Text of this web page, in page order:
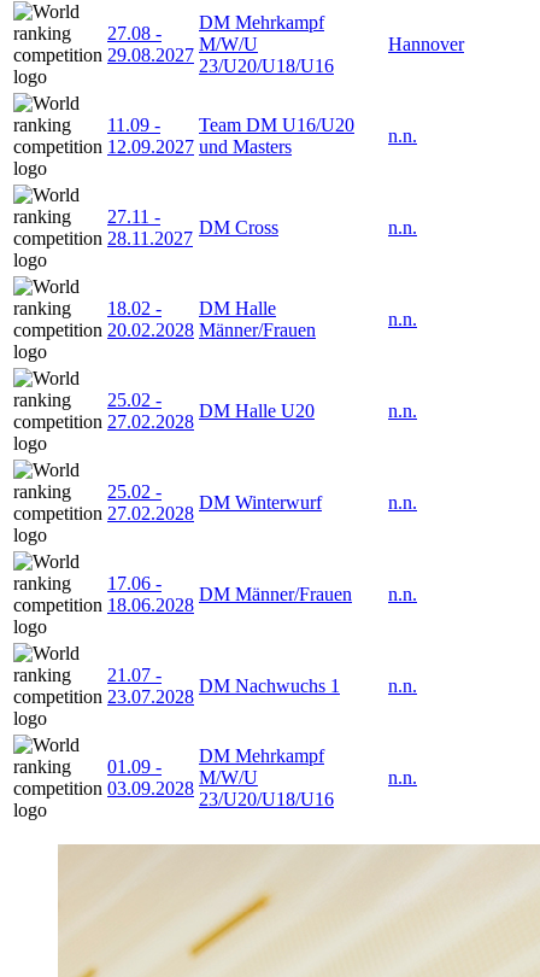
27.08 -
29.08.2027
DM Mehrkampf
M/W/U
23/U20/U18/U16
Hannover
11.09 -
12.09.2027
Team DM U16/U20
und Masters
n.n.
27.11 -
28.11.2027
DM Cross n.n.
18.02 -
20.02.2028
DM Halle
Männer/Frauen
n.n.
25.02 -
27.02.2028
DM Halle U20 n.n.
25.02 -
27.02.2028
DM Winterwurf n.n.
17.06 -
18.06.2028
DM Männer/Frauen n.n.
21.07 -
23.07.2028
DM Nachwuchs 1 n.n.
01.09 -
03.09.2028
DM Mehrkampf
M/W/U
23/U20/U18/U16
n.n.